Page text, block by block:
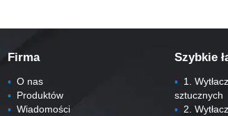
Firma
▪ O nas
▪ Produktów
▪ Wiadomości
Szybkie
▪ 1.
sztucznych
▪ 2.